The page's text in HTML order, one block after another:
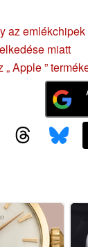
az emlékchipek
miatt
Apple ”